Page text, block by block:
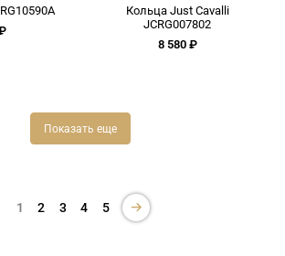
Кольца Just Cavalli
JCRG007802
8 580 ₽
Показать еще
1 2 3 4 5